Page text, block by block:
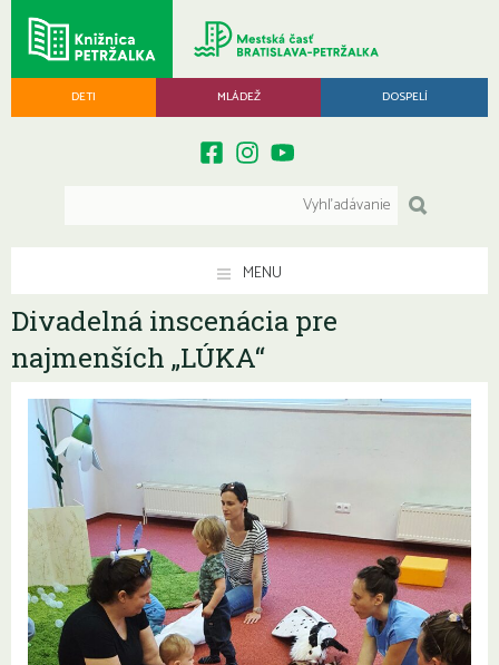
DETI MLÁDEŽ DOSPELÍ
MENU
Divadelná inscenácia pre
najmenších „LÚKA“